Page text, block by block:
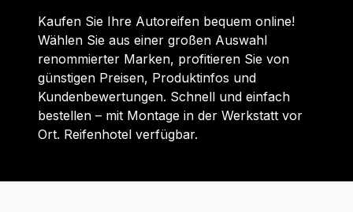
Kaufen Sie Ihre Autoreifen bequem online!
Wählen Sie aus einer großen Auswahl
renommierter Marken, profitieren Sie von
günstigen Preisen, Produktinfos und
Kundenbewertungen. Schnell und einfach
bestellen – mit Montage in der Werkstatt vor
Ort. Reifenhotel verfügbar.